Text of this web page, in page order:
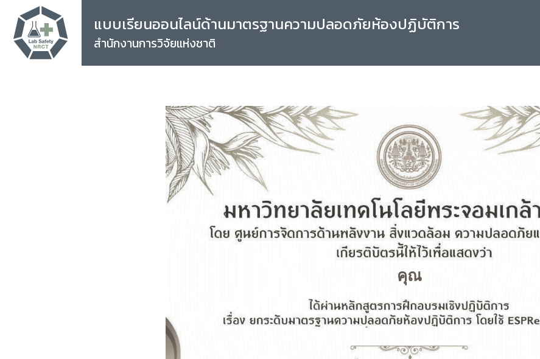
แบบเรียนออนไลน์ด้านมาตรฐานความปลอดภัยห้องปฏิบัติการ
สำนักงานการวิจัยแห่งชาติ
คุณ